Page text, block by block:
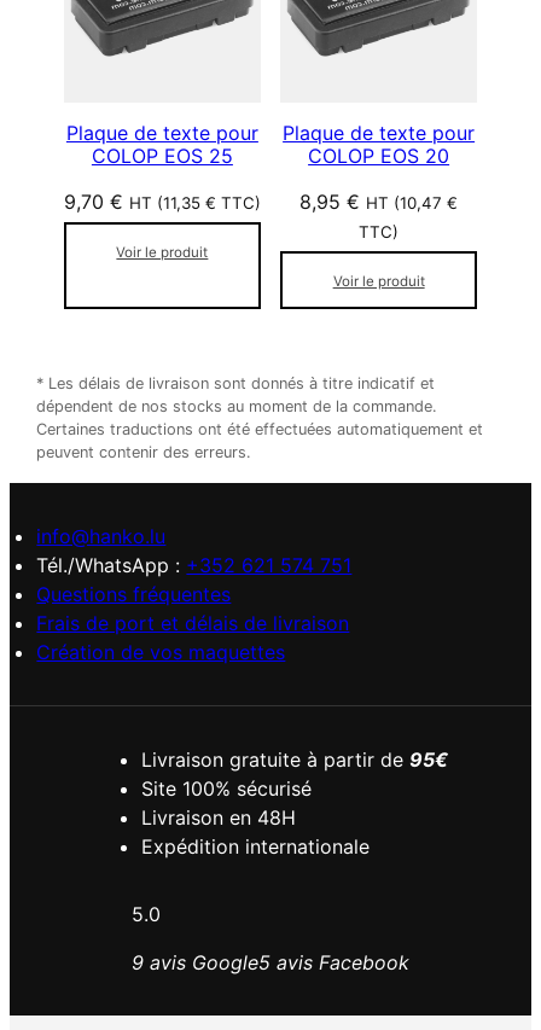
Plaque de texte pour
COLOP EOS 25
9,70 € HT (11,35 € TTC)
Voir le produit
Plaque de texte pour
COLOP EOS 20
8,95€ HT (10,47€
TTC)
Voir le produit
* Les délais de livraison sont donnés à titre indicatif et
dépendent de nos stocks au moment de la commande.
Certaines traductions ont été effectuées automatiquement et
peuvent contenir des erreurs.
info@hanko.lu
Tél./WhatsApp : +352 621 574 751
Questions fréquentes
Frais de port et délais de livraison
Création de vos maquettes
Livraison gratuite à partir de 95€
Site 100% sécurisé
Livraison en 48H
Expédition internationale
5.0
9 avis Google5 avis Facebook